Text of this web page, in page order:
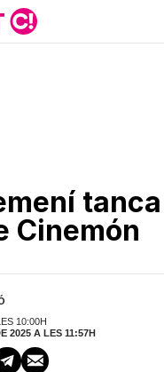
tanca
Cinemón
10:00H
2025 A LES 11:57H